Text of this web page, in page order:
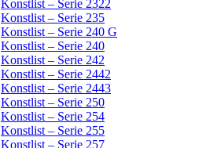
Konstlist – Serie 2322
Konstlist – Serie 235
Konstlist – Serie 240 G
Konstlist – Serie 240
Konstlist – Serie 242
Konstlist – Serie 2442
Konstlist – Serie 2443
Konstlist – Serie 250
Konstlist – Serie 254
Konstlist – Serie 255
Konstlist – Serie 257